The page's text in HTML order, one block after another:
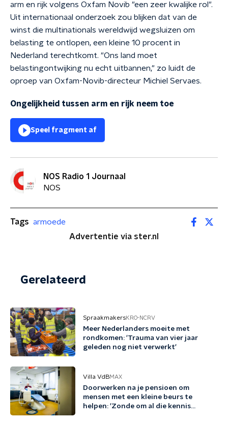
arm en rijk volgens Oxfam Novib "een zeer kwalijke rol".
Uit internationaal onderzoek zou blijken dat van de
winst die multinationals wereldwijd wegsluizen om
belasting te ontlopen, een kleine 10 procent in
Nederland terechtkomt. "Ons land moet
belastingontwijking nu echt uitbannen," zo luidt de
oproep van Oxfam-Novib-directeur Michiel Servaes.
Ongelijkheid tussen arm en rijk neem toe
Speel fragment af
NOS Radio 1 Journaal
NOS
Tags armoede
Advertentie via ster.nl
Gerelateerd
SpraakmakersKRO-NCRV
Meer Nederlanders moeite met
rondkomen: 'Trauma van vier jaar
geleden nog niet verwerkt'
Villa VdBMAX
Doorwerken na je pensioen om
mensen met een kleine beurs te
helpen: 'Zonde om al die kennis